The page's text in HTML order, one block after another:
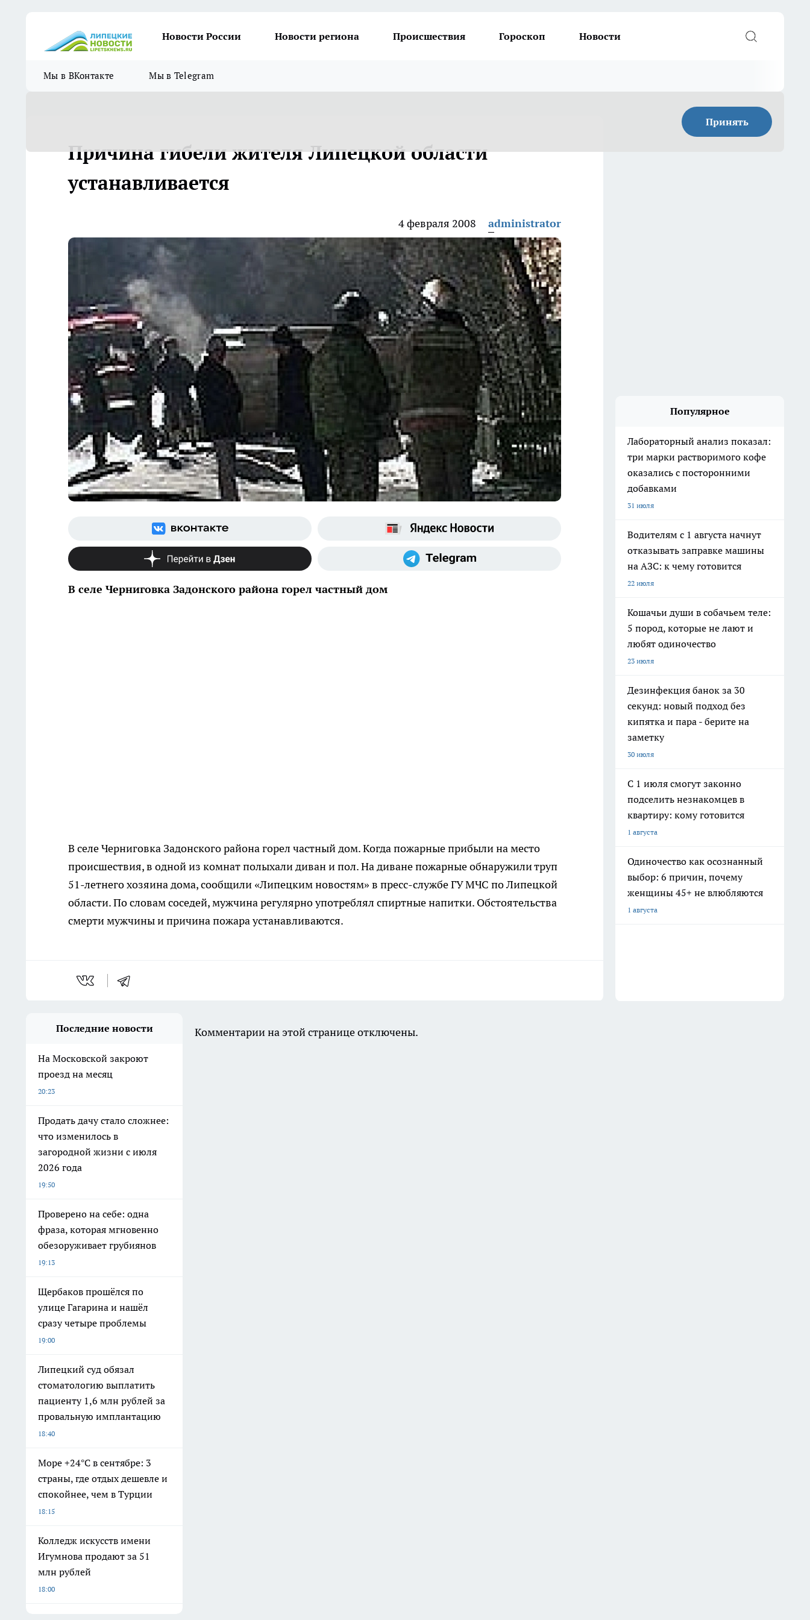
Новости России Новости региона Происшествия Гороскоп Новости
Мы в ВКонтакте Мы в Telegram
Принять
Причина гибели жителя Липецкой области
устанавливается
4 февраля 2008 administrator
В селе Черниговка Задонского района горел частный дом
В селе Черниговка Задонского района горел частный дом. Когда пожарные прибыли на место
происшествия, в одной из комнат полыхали диван и пол. На диване пожарные обнаружили труп
51-летнего хозяина дома, сообщили «Липецким новостям» в пресс-службе ГУ МЧС по Липецкой
области. По словам соседей, мужчина регулярно употреблял спиртные напитки. Обстоятельства
смерти мужчины и причина пожара устанавливаются.
Популярное
Лабораторный анализ показал:
три марки растворимого кофе
оказались с посторонними
добавками
31 июля
Водителям с 1 августа начнут
отказывать заправке машины
на АЗС: к чему готовится
22 июля
Кошачьи души в собачьем теле:
5 пород, которые не лают и
любят одиночество
23 июля
Дезинфекция банок за 30
секунд: новый подход без
кипятка и пара - берите на
заметку
30 июля
С 1 июля смогут законно
подселить незнакомцев в
квартиру: кому готовится
1 августа
Одиночество как осознанный
выбор: 6 причин, почему
женщины 45+ не влюбляются
1 августа
Последние новости
На Московской закроют
проезд на месяц
20:23
Продать дачу стало сложнее:
что изменилось в
загородной жизни с июля
2026 года
19:50
Проверено на себе: одна
фраза, которая мгновенно
обезоруживает грубиянов
19:13
Щербаков прошёлся по
улице Гагарина и нашёл
сразу четыре проблемы
19:00
Липецкий суд обязал
стоматологию выплатить
пациенту 1,6 млн рублей за
провальную имплантацию
18:40
Море +24°C в сентябре: 3
страны, где отдых дешевле и
спокойнее, чем в Турции
18:15
Колледж искусств имени
Игумнова продают за 51
млн рублей
18:00
Комментарии на этой странице отключены.